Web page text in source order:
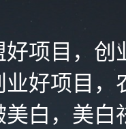
项目，创
好项目，
白，美白